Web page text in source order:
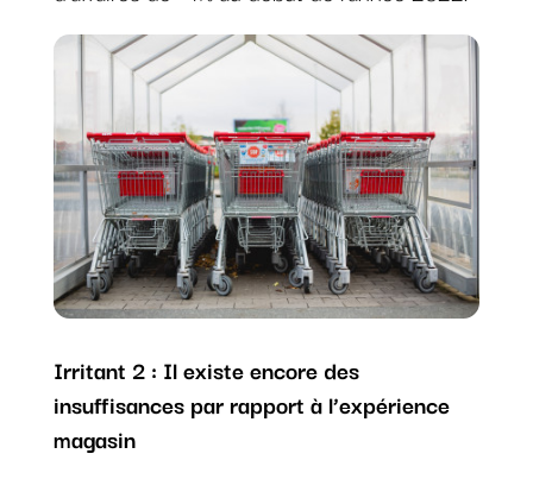
Irritant 2 : Il existe encore des
insuffisances par rapport à l’expérience
magasin